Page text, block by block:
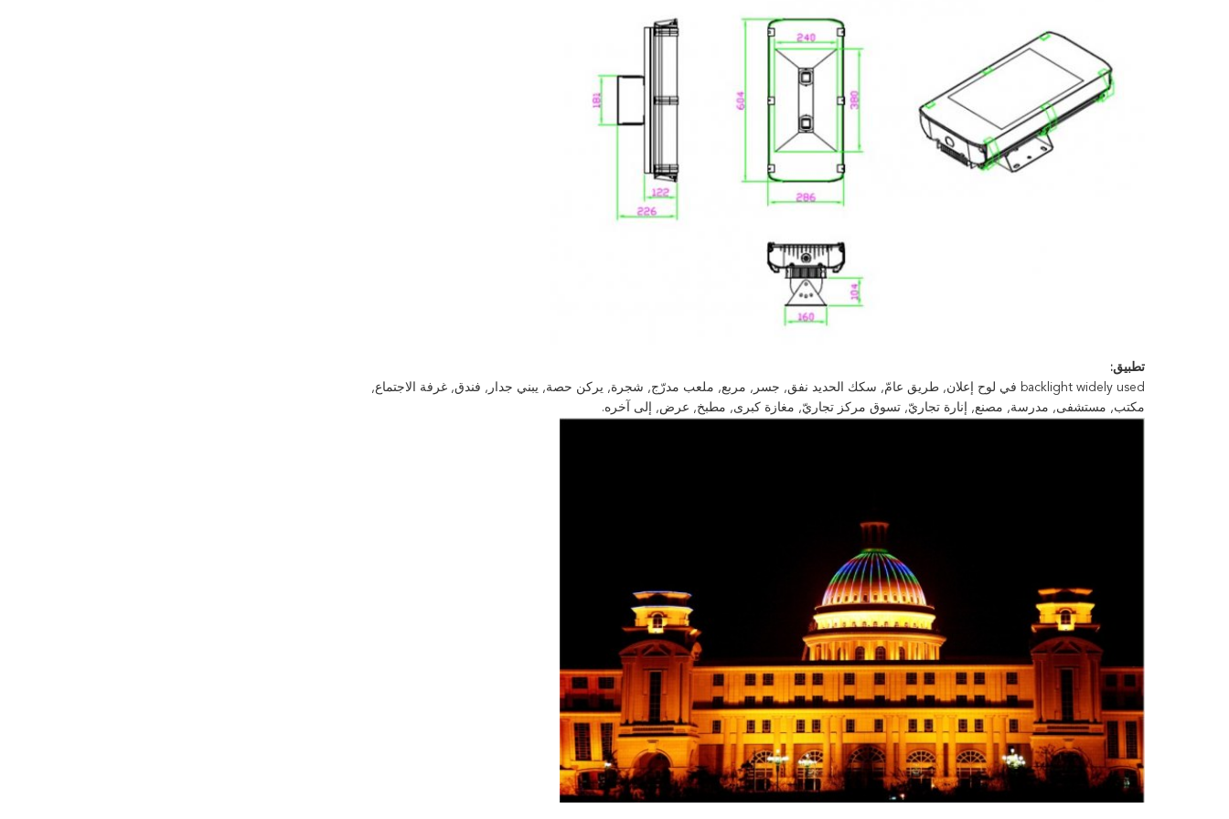
تطبيق:
backlight widely used في لوح إعلان, طريق عامّ, سكك الحديد نفق, جسر, مربع, ملعب مدرّج, شجرة, يركن حصة, يبني جدار, فندق, غرفة الاجتماع,
مكتب, مستشفى, مدرسة, مصنع, إنارة تجاريّ, تسوق مركز تجاريّ, مغازة كبرى, مطبخ, عرض, إلى آخره.